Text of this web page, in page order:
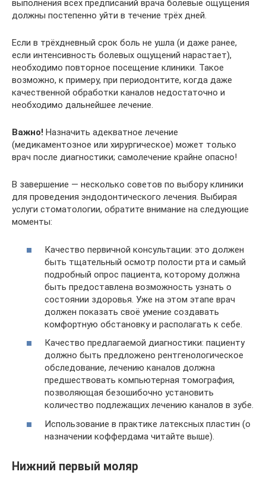
выполнения всех предписаний врача болевые ощущения
должны постепенно уйти в течение трёх дней.
Если в трёхдневный срок боль не ушла (и даже ранее,
если интенсивность болевых ощущений нарастает),
необходимо повторное посещение клиники. Такое
возможно, к примеру, при периодонтите, когда даже
качественной обработки каналов недостаточно и
необходимо дальнейшее лечение.
Важно! Назначить адекватное лечение
(медикаментозное или хирургическое) может только
врач после диагностики; самолечение крайне опасно!
В завершение — несколько советов по выбору клиники
для проведения эндодонтического лечения. Выбирая
услуги стоматологии, обратите внимание на следующие
моменты:
Качество первичной консультации: это должен
быть тщательный осмотр полости рта и самый
подробный опрос пациента, которому должна
быть предоставлена возможность узнать о
состоянии здоровья. Уже на этом этапе врач
должен показать своё умение создавать
комфортную обстановку и располагать к себе.
Качество предлагаемой диагностики: пациенту
должно быть предложено рентгенологическое
обследование, лечению каналов должна
предшествовать компьютерная томография,
позволяющая безошибочно установить
количество подлежащих лечению каналов в зубе.
Использование в практике латексных пластин (о
назначении коффердама читайте выше).
Нижний первый моляр